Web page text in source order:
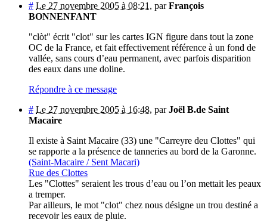
# Le 27 novembre 2005 à 08:21 , parFrançois
BONNENFANT
"clòt" écrit "clot" sur les cartes IGN figure dans tout la zone
OC de la France, et fait effectivement référence à un fond de
vallée, sans cours d’eau permanent, avec parfois disparition
des eaux dans une doline.
Répondre à ce message
# Le 27 novembre 2005 à 16:48, parJoël B.de Saint
Macaire
Il existe à Saint Macaire (33) une "Carreyre deu Clottes" qui
se rapporte a la présence de tanneries au bord de la Garonne.
(Saint-Macaire / Sent Macari)
Rue des Clottes
Les "Clottes" seraient les trous d’eau ou l’on mettait les peaux
a tremper.
Par ailleurs, le mot "clot" chez nous désigne un trou destiné a
recevoir les eaux de pluie.